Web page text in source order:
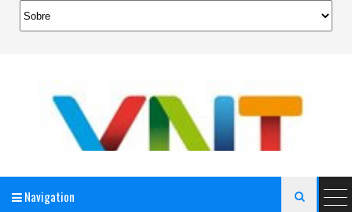
Navigation 